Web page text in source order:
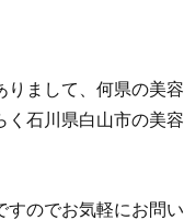
りまして、何県の美容
く石川県白山市の美容
すのでお気軽にお問い